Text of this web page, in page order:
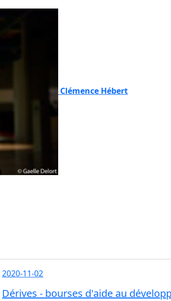
Clémence Hébert
2020-11-02
Dérives - bourses d'aide au